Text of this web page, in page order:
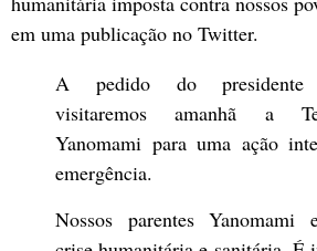
em uma publicação no Twitter.
A pedido do presidente
visitaremos amanhã a
Yanomami para uma ação
emergência.
Nossos parentes Yanomami